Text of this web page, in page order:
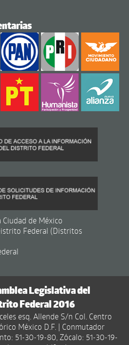
de México
Federal (Distritos
Legislativa del
Federal 2016
esq. Allende S/n Col. Centro
México D.F. | Conmutador
51-30-19-80, Zócalo: 51-30-19-